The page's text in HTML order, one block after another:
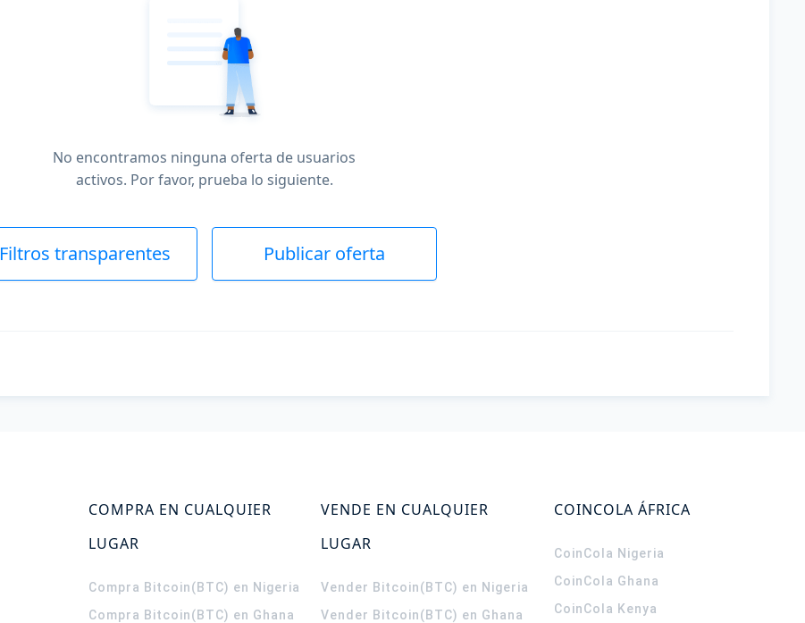
No encontramos ninguna oferta de usuarios
activos. Por favor, prueba lo siguiente.
Filtros transparentes Publicar oferta
COMPRA EN CUALQUIER
LUGAR
Compra Bitcoin(BTC) en Nigeria
Compra Bitcoin(BTC) en Ghana
VENDE EN CUALQUIER
LUGAR
Vender Bitcoin(BTC) en Nigeria
Vender Bitcoin(BTC) en Ghana
COINCOLA ÁFRICA
CoinCola Nigeria
CoinCola Ghana
CoinCola Kenya